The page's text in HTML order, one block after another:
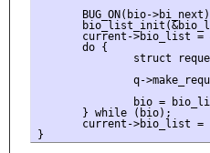
BUG_ON(bio-
current->bio_list =
       do {
struct
q-
bio =
       } while (bio);
current->bio_list =